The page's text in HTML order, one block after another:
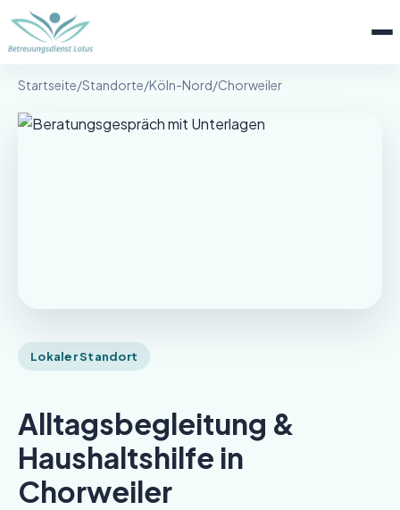
Betreuungsdienst Lotus
Startseite/Standorte/Köln-Nord/Chorweiler
Lokaler Standort
Alltagsbegleitung &
Haushaltshilfe in
Chorweiler